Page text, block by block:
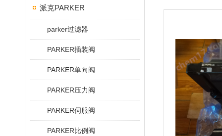
派克PARKER
parker过滤器
PARKER插装阀
PARKER单向阀
PARKER压力阀
PARKER伺服阀
PARKER比例阀